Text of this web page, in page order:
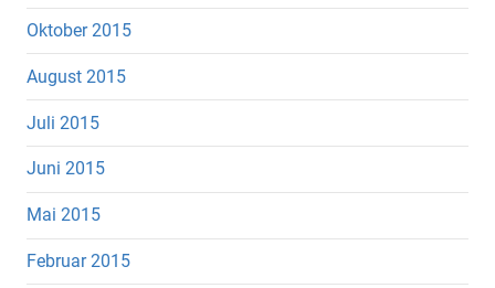
Oktober 2015
August 2015
Juli 2015
Juni 2015
Mai 2015
Februar 2015